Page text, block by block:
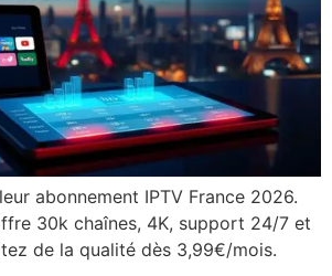
abonnement IPTV France 2026.
30k chaînes, 4K, support 24/7 et
de la qualité dès 3,99€/mois.